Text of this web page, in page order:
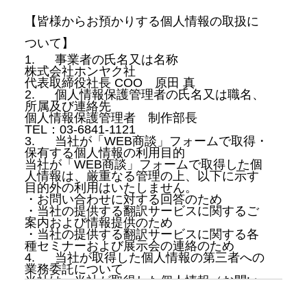
【皆様からお預かりする個人情報の取扱に
ついて】
1.
事業者の氏名又は名称
株式会社ホンヤク社
代表取締役社長 COO 原田 真
2.
個人情報保護管理者の氏名又は職名、
所属及び連絡先
個人情報保護管理者 制作部長
TEL：03-6841-1121
3.
当社が「WEB商談」フォームで取得・
保有する個人情報の利用目的
当社が「WEB商談」フォームで取得した個
人情報は、厳重なる管理の上、以下に示す
目的外の利用はいたしません。
・お問い合わせに対する回答のため
・当社の提供する翻訳サービスに関するご
案内および情報提供のため
・当社の提供する翻訳サービスに関する各
種セミナーおよび展示会の連絡のため
4.
当社が取得した個人情報の第三者への
業務委託について
当社は、当社が取得した個人情報（お問い